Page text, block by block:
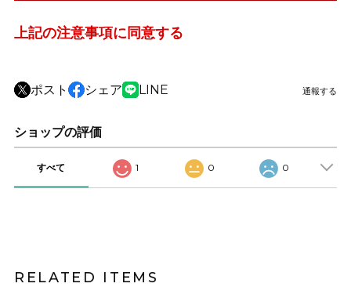
上記の注意事項に同意する
ポスト シェア LINE 通報する
ショップの評価
すべて 1 0 0
RELATED ITEMS